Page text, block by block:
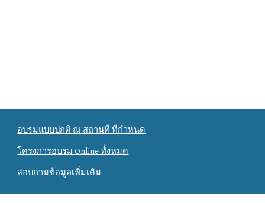
อบรมแบบปกติ ณ สถานที่ ที่กำหนด
โครงการอบรม Online ทั้งหมด
สอบถามข้อมูลเพิ่มเติม